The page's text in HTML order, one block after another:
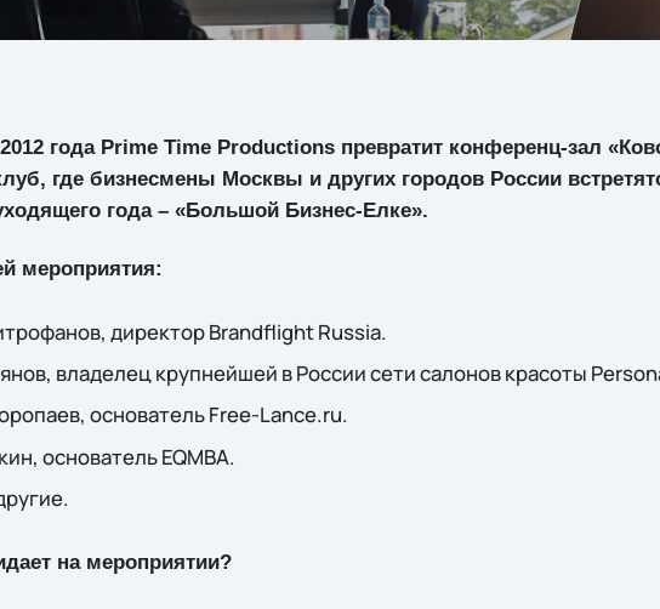
года Prime Time Productions превратит конференц-зал
где бизнесмены Москвы и других городов России
года – «Большой Бизнес-Елке».
мероприятия:
директор Brandflight Russia.
владелец крупнейшей в России сети салонов красоты
основатель Free-Lance.ru.
основатель EQMBA.
на мероприятии?